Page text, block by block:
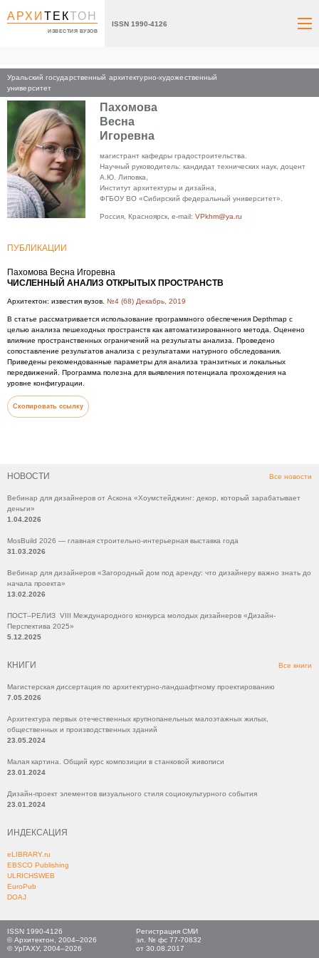
АРХИТЕКТОН
ИЗВЕСТИЯ ВУЗОВ
ISSN 1990-4126
Уральский государственный архитектурно-художественный
университет
НОВОСТИ Все новости
Вебинар для дизайнеров от Аскона «Хоумстейджинг: декор, который зарабатывает
деньги»
1.04.2026
MosBuild 2026 — главная строительно-интерьерная выставка года
31.03.2026
Вебинар для дизайнеров «Загородный дом под аренду: что дизайнеру важно знать до
начала проекта»
13.02.2026
ПОСТ–РЕЛИЗ VIII Международного конкурса молодых дизайнеров «Дизайн-
Перспектива 2025»
5.12.2025
КНИГИ Все книги
Магистерская диссертация по архитектурно-ландшафтному проектированию
7.05.2026
Архитектура первых отечественных крупнопанельных малоэтажных жилых,
общественных и производственных зданий
23.05.2024
Малая картина. Общий курс композиции в станковой живописи
23.01.2024
Дизайн-проект элементов визуального стиля социокультурного события
23.01.2024
ИНДЕКСАЦИЯ
eLIBRARY.ru
EBSCO Publishing
ULRICHSWEB
EuroPub
DOAJ
Главная
Пахомова
Весна
Игоревна
магистрант кафедры градостроительства.
Научный руководитель: кандидат технических наук, доцент
А.Ю. Липовка,
Институт архитектуры и дизайна,
ФГБОУ ВО «Сибирский федеральный университет».
Россия, Красноярск, e-mail: VPkhm@ya.ru
ПУБЛИКАЦИИ
Пахомова Весна Игоревна
ЧИСЛЕННЫЙ АНАЛИЗ ОТКРЫТЫХ ПРОСТРАНСТВ
Архитектон: известия вузов. №4 (68) Декабрь, 2019
В статье рассматривается использование программного обеспечения Depthmap с
целью анализа пешеходных пространств как автоматизированного метода. Оценено
влияние пространственных ограничений на результаты анализа. Проведено
сопоставление результатов анализа с результатами натурного обследования.
Приведены рекомендованные параметры для анализа транзитных и локальных
передвижений. Программа полезна для выявления потенциала прохождения на
уровне конфигурации.
Скопировать ссылку
ISSN 1990-4126
© Архитектон, 2004–2026
© УрГАХУ, 2004–2026
Регистрация СМИ
эл. № фс 77-70832
от 30.08.2017